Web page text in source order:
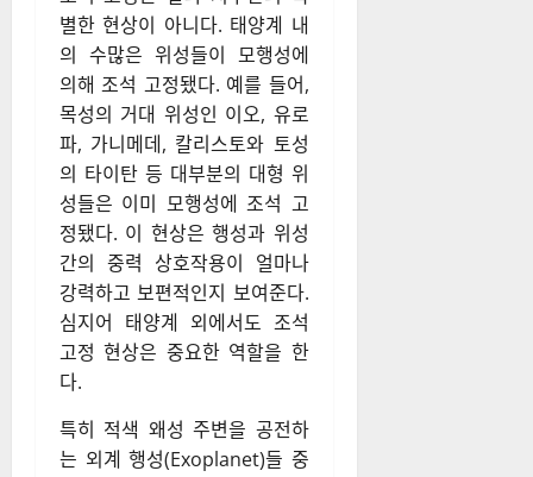
별한 현상이 아니다. 태양계 내
의 수많은 위성들이 모행성에
의해 조석 고정됐다. 예를 들어,
목성의 거대 위성인 이오, 유로
파, 가니메데, 칼리스토와 토성
의 타이탄 등 대부분의 대형 위
성들은 이미 모행성에 조석 고
정됐다. 이 현상은 행성과 위성
간의 중력 상호작용이 얼마나
강력하고 보편적인지 보여준다.
심지어 태양계 외에서도 조석
고정 현상은 중요한 역할을 한
다.
특히 적색 왜성 주변을 공전하
는 외계 행성(Exoplanet)들 중